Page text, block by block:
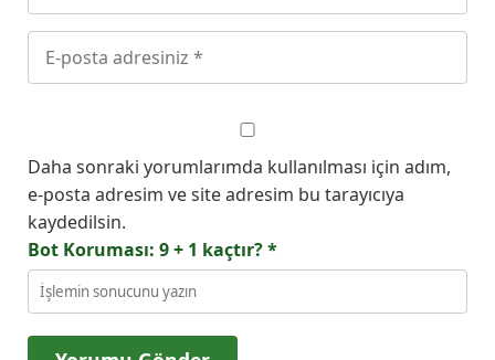
Daha sonraki yorumlarımda kullanılması için adım,
e-posta adresim ve site adresim bu tarayıcıya
kaydedilsin.
Bot Koruması: 9 + 1 kaçtır?*